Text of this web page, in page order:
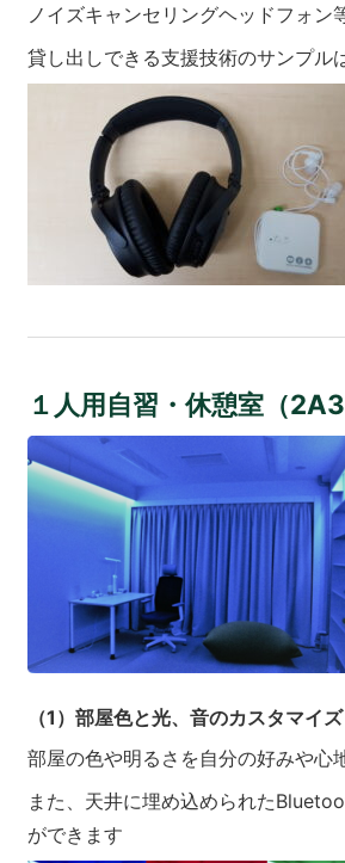
ノイズキャンセリングヘッドフォ
貸し出しできる支援技術のサンプル
１人用自習・休憩室（
（1）部屋色と光、音のカスタマイズ
部屋の色や明るさを自分の好みや心
また、天井に埋め込められた
ができます